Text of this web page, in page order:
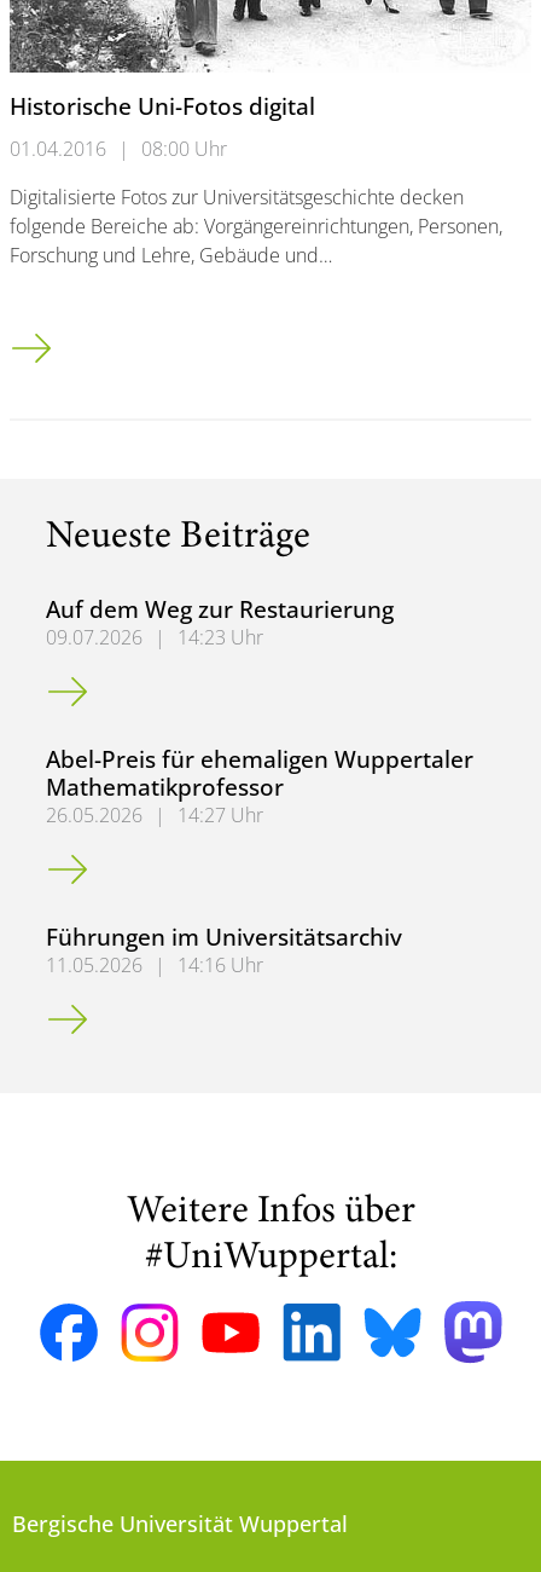
Historische Uni-Fotos digital
01.04.2016 |
08:00 Uhr
Digitalisierte Fotos zur Universitätsgeschichte decken
folgende Bereiche ab: Vorgängereinrichtungen, Personen,
Forschung und Lehre, Gebäude und…
Historische Uni-Fotos digital
Neueste Beiträge
Auf dem Weg zur Restaurierung
09.07.2026 |
14:23 Uhr
Auf dem Weg zur Restaurierung
Abel-Preis für ehemaligen Wuppertaler
Mathematikprofessor
26.05.2026 |
14:27 Uhr
Abel-Preis für ehemaligen Wuppertaler
Führungen im Universitätsarchiv
11.05.2026 |
14:16 Uhr
Führungen im Universitätsarchiv
Weitere Infos über
#UniWuppertal:
Bergische Universität Wuppertal